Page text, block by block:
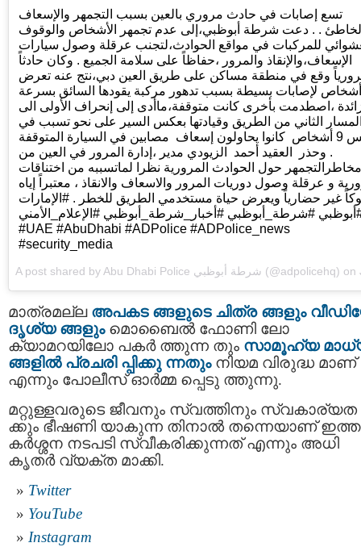
تسع إصابات في حادث مروري بالعين بسبب التجمهر والإسعاف
. . دعت شرطة أبوظبي،إلى عدم تجمهر الأشخاص والوقوف
للمركبات في مواقع الحوادث،لتجنب عرقلة وصول سيارات
الإسعاف،والإنقاذ والمرور ،حفاظاً على سلامة الجميع . وكان حادثاً
وقع في منطقة مساكن على طريق العين دبي،نتج عنه تعرض
أشخاص لإصابات بسيطة بسبب تدهور مركبة يقودها السائق بسرعة
،اصطدمت بأخرى كانت متوقفة،ماأدى إلى إنحراف الأولى الى
الثاني من الطريق وقيادتها بعكس السير على نحو تسبب في
دهس 9 أشخاص كانوا يحاولون إسعاف مصابين في السيارة المتوقفة
. وحذر العقيد أحمد الزيودي مدير ،إدارة المرور في العين من
مخاطرالتجمهر حول الحوادث المرورية نظرا لماتسببه من اختناقات
و عرقلة وصول دوريات المرور والاسعاف والانقاذ ، معتبراً إياه
غير حضارياً ويعرض حياة مستخدمي الطريق للخطر . #الإمارات
#شرطة_أبوظبي #أخبار_شرطة_أبوظبي #الإعلام_الأمني
#UAE #AbuDhabi #ADPolice #ADPolice_news
#security_media
A post shared by Abu Dhabi Police شرطة أبوظبي (@adpolicehq) on Jul 8,
മാത്രമല്ല അപകട ങ്ങളുടെ ചിത്ര ങ്ങളും
ദൃശ്യ ങ്ങളും മൊബൈല്‍ ഫോണി ലോ
ക്യാമറയിലോ പകര്‍ ത്തുന്ന തും സാമൂഹ്യ
ങ്ങളില്‍ പ്രചരി പ്പിക്കു ന്നതുംനിയമ വിരുദ്ധ മാണ്
എന്നും പോലീസ് ഓര്‍മ്മ പ്പെടു ത്തുന്നു.
മറ്റുള്ളവരുടെ ജീവനും സ്വത്തിനും സ്വകാര്യത
ക്കും ഭീഷണി യാകുന്ന തിനാൽ തന്നെയാണ്
കര്‍ശ്ശന നടപടി സ്വീകരിക്കുന്നത് എന്നും അധി
കൃതര്‍ വ്യക്ത മാക്കി.
Twitter
YouTube
Instagram